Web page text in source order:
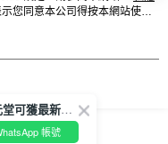
您同意本公司得按本網站使用
🔥訂閱位元堂可獲最新優惠及活動資訊🔥
帳號